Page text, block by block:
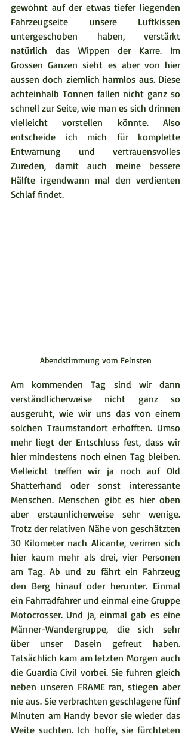
gewohnt auf der etwas tiefer liegenden
Fahrzeugseite unsere Luftkissen
untergeschoben haben, verstärkt
natürlich das Wippen der Karre. Im
Grossen Ganzen sieht es aber von hier
aussen doch ziemlich harmlos aus. Diese
achteinhalb Tonnen fallen nicht ganz so
schnell zur Seite, wie man es sich drinnen
vielleicht vorstellen könnte. Also
entscheide ich mich für komplette
Entwarnung und vertrauensvolles
Zureden, damit auch meine bessere
Hälfte irgendwann mal den verdienten
Schlaf findet.
Abendstimmung vom Feinsten
Am kommenden Tag sind wir dann
verständlicherweise nicht ganz so
ausgeruht, wie wir uns das von einem
solchen Traumstandort erhofften. Umso
mehr liegt der Entschluss fest, dass wir
hier mindestens noch einen Tag bleiben.
Vielleicht treffen wir ja noch auf Old
Shatterhand oder sonst interessante
Menschen. Menschen gibt es hier oben
aber erstaunlicherweise sehr wenige.
Trotz der relativen Nähe von geschätzten
30 Kilometer nach Alicante, verirren sich
hier kaum mehr als drei, vier Personen
am Tag. Ab und zu fährt ein Fahrzeug
den Berg hinauf oder herunter. Einmal
ein Fahrradfahrer und einmal eine Gruppe
Motocrosser. Und ja, einmal gab es eine
Männer-Wandergruppe, die sich sehr
über unser Dasein gefreut haben.
Tatsächlich kam am letzten Morgen auch
die Guardia Civil vorbei. Sie fuhren gleich
neben unseren FRAME ran, stiegen aber
nie aus. Sie verbrachten geschlagene fünf
Minuten am Handy bevor sie wieder das
Weite suchten. Ich hoffe, sie fürchteten